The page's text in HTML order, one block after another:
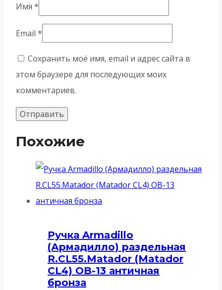
Имя *
Email *
Сохранить моё имя, email и адрес сайта в
этом браузере для последующих моих
комментариев.
Похожие
Ручка Armadillo
(Армадилло) раздельная
R.CL55.Matador (Matador
CL4) OB-13 античная
бронза